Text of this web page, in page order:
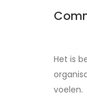
Het is
voelen.